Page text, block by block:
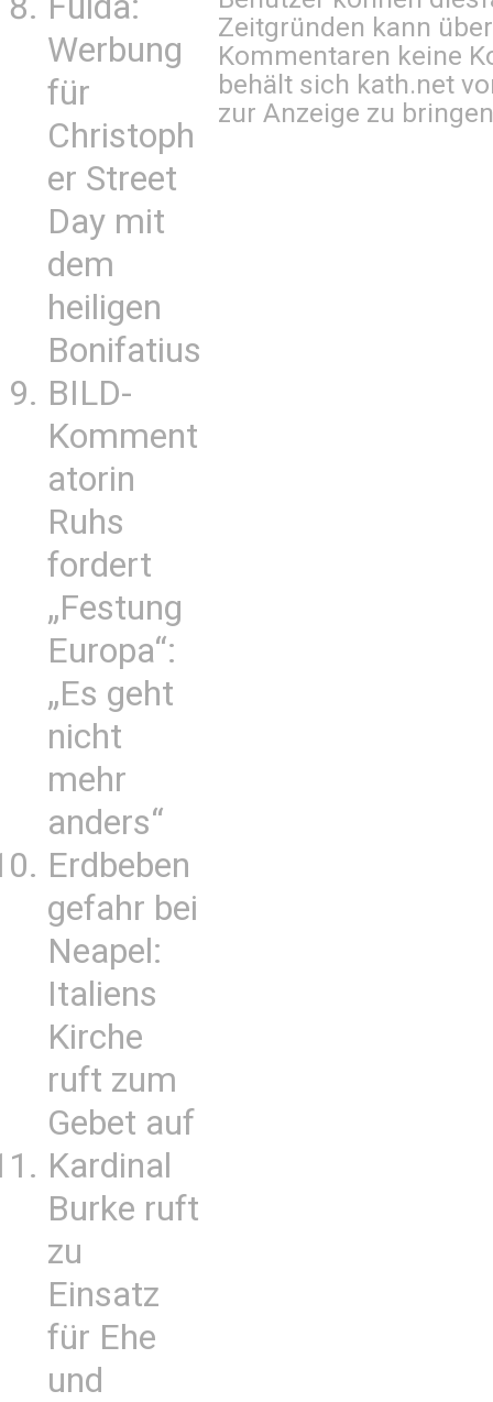
Werbung
für
Christoph
er Street
Day mit
dem
heiligen
Bonifatius
BILD-
Komment
atorin
Ruhs
fordert
„Festung
Europa“:
„Es geht
nicht
mehr
anders“
Erdbeben
gefahr bei
Neapel:
Italiens
Kirche
ruft zum
Gebet auf
Kardinal
Burke ruft
zu
Einsatz
für Ehe
und
Zeitgründen kann
Kommentaren keine
behält sich kath.net
zur Anzeige zu